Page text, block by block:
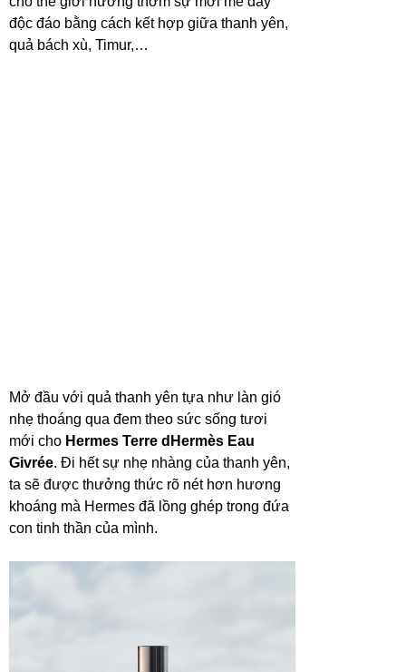
độc đáo bằng cách kết hợp giữa thanh yên,
quả bách xù, Timur,…
Mở đầu với quả thanh yên tựa như làn gió
nhẹ thoáng qua đem theo sức sống tươi
mới cho Hermes Terre dHermès Eau
Givrée. Đi hết sự nhẹ nhàng của thanh yên,
ta sẽ được thưởng thức rõ nét hơn hương
khoáng mà Hermes đã lồng ghép trong đứa
con tinh thần của mình.